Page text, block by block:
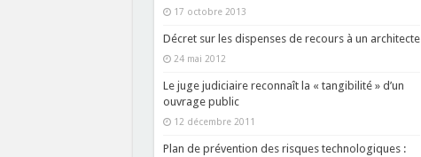
17 octobre 2013
Décret sur les dispenses de recours à un architecte
24 mai 2012
Le juge judiciaire reconnaît la « tangibilité » d’un
ouvrage public
12 décembre 2011
Plan de prévention des risques technologiques :